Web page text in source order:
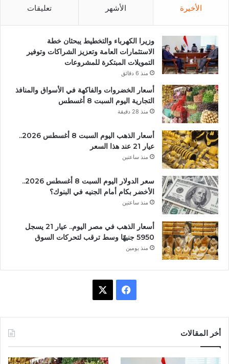
الأخيرة الأشهر تعليقات
وزيرا الكهرباء والتخطيط يبحثان خطة
الاستثمارات العامة وتعزيز الشراكات وتوفير
التمويلات المبتكرة للمشروعات
منذ 6 دقائق
أسعار الخضروات والفاكهة في الأسواق والمنافذ
التجارية اليوم السبت 8 أغسطس
منذ 28 دقيقة
أسعار الذهب اليوم السبت 8 أغسطس 2026..
عيار 21 عند هذا السعر
منذ ساعتين
سعر الدولار اليوم السبت 8 أغسطس 2026..
الأخضر بكام أمام الجنيه في البنوك؟
منذ ساعتين
أسعار الذهب في مصر اليوم.. عيار 21 يسجل
5950 جنيهًا وسط ترقب لتحركات السوق
منذ يومين
أخر المقالات